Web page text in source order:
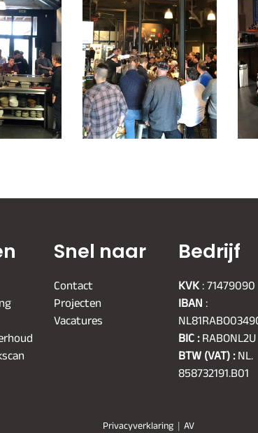
Snel naar
Contact
Projecten
Vacatures
Bedrijf
KVK : 71479090
IBAN :
BIC :RABONL2U
BTW (VAT) :NL.
858732191.B01
Privacyverklaring | AV